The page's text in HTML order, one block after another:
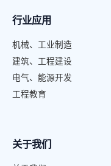
行业应用
机械、工业制造
建筑、工程建设
电气、能源开发
工程教育
关于我们